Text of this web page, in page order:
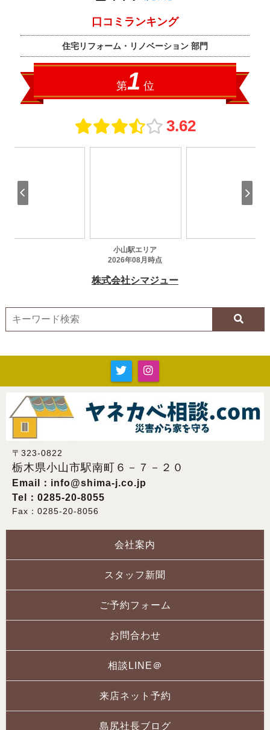
〒323-0822
栃木県小山市駅南町６－７－２０
Email： info@shima-j.co.jp
Tel：0285-20-8055
Fax：0285-20-8056
会社案内
スタッフ新聞
ご予約フォーム
お問合わせ
相談LINE＠
来店ネット予約
島尻社長ブログ